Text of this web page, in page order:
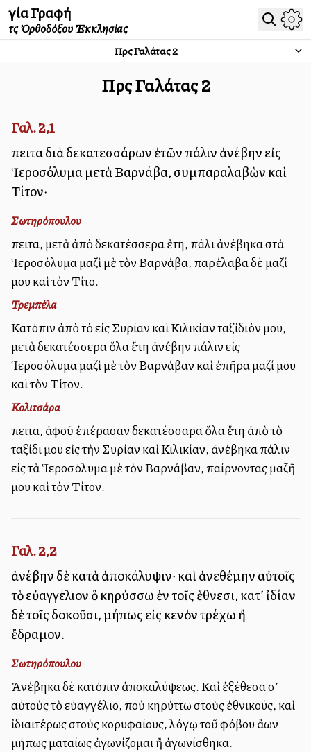
Ἁγία Γραφή
τῆς Ὀρθοδόξου Ἐκκλησίας
Πρὸς Γαλάτας2
Πρὸς Γαλάτας2
Γαλ. 2,1
Ἔπειτα διὰ δεκατεσσάρων ἐτῶν πάλιν ἀνέβην εἰς
Ἱεροσόλυμα μετὰ Βαρνάβα, συμπαραλαβὼν καὶ
Τίτον·
Σωτηρόπουλου
Ἔπειτα, μετὰ ἀπὸ δεκατέσσερα ἔτη, πάλι ἀνέβηκα στὰ
Ἱεροσόλυμα μαζὶ μὲ τὸν Βαρνάβα, παρέλαβα δὲ μαζί
μου καὶ τὸν Τίτο.
Τρεμπέλα
Κατόπιν ἀπὸ τὸ εἰς Συρίαν καὶ Κιλικίαν ταξίδιόν μου,
μετὰ δεκατέσσερα ὅλα ἔτη ἀνέβην πάλιν εἰς
Ἱεροσόλυμα μαζὶ μὲ τὸν Βαρνάβαν καὶ ἐπῆρα μαζί μου
καὶ τὸν Τίτον.
Κολιτσάρα
Ἔπειτα, ἀφοῦ ἐπέρασαν δεκατέσσαρα ὅλα ἔτη ἀπὸ τὸ
ταξίδι μου εἰς τὴν Συρίαν καὶ Κιλικίαν, ἀνέβηκα πάλιν
εἰς τὰ Ἱεροσόλυμα μὲ τὸν Βαρνάβαν, παίρνοντας μαζῆ
μου καὶ τὸν Τίτον.
Γαλ. 2,2
ἀνέβην δὲ κατὰ ἀποκάλυψιν· καὶ ἀνεθέμην αὐτοῖς
τὸ εὐαγγέλιον ὃ κηρύσσω ἐν τοῖς ἔθνεσι, κατ’ ἰδίαν
δὲ τοῖς δοκοῦσι, μήπως εἰς κενὸν τρέχω ἢ
ἔδραμον.
Σωτηρόπουλου
Ἀνέβηκα δὲ κατόπιν ἀποκαλύψεως. Καὶ ἐξέθεσα σ’
αὐτοὺς τὸ εὐαγγέλιο, ποὺ κηρύττω στοὺς ἐθνικούς, καὶ
ἰδιαιτέρως στοὺς κορυφαίους, λόγῳ τοῦ φόβου ἄλλων
μήπως ματαίως ἀγωνίζομαι ἢ ἀγωνίσθηκα.